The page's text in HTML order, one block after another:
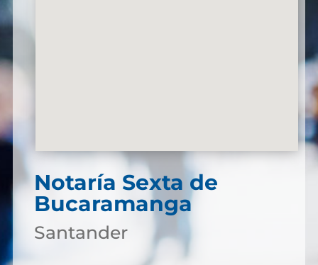
Notaría Sexta de
Bucaramanga
Santander